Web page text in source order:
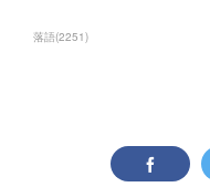
落語(2251)